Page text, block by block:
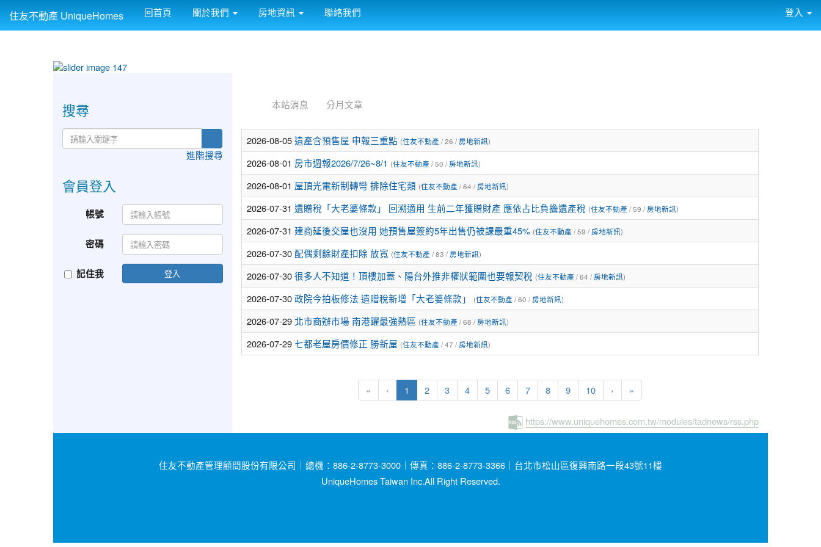
住友不動產 UniqueHomes 回首頁 關於我們 房地資訊 聯絡我們 登入
本站消息 分月文章
2026-08-05遺產含預售屋 申報三重點 (住友不動產 / 26 / 房地新訊)
2026-08-01 房市週報2026/7/26~8/1 (住友不動產 / 50 / 房地新訊)
2026-08-01 屋頂光電新制轉彎 排除住宅類 (住友不動產 / 64 / 房地新訊)
2026-07-31 遺贈稅「大老婆條款」 回溯適用 生前二年獲贈財產 應依占比負擔遺產稅 (住友不動產 / 59 / 房地新訊)
2026-07-31 建商延後交屋也沒用 她預售屋簽約5年出售仍被課最重45% (住友不動產 / 59 / 房地新訊)
2026-07-30配偶剩餘財產扣除 放寬 (住友不動產 / 83 / 房地新訊)
2026-07-30很多人不知道！頂樓加蓋、陽台外推非權狀範圍也要報契稅 (住友不動產 / 64 / 房地新訊)
2026-07-30政院今拍板修法 遺贈稅新增「大老婆條款」 (住友不動產 / 60 / 房地新訊)
2026-07-29 北市商辦市場 南港躍最強熱區 (住友不動產 / 68 / 房地新訊)
2026-07-29七都老屋房價修正 勝新屋 (住友不動產 / 47 / 房地新訊)
« ‹ 1 (current)
2 3 4 5 6 7 8 9 10 › »
https://www.uniquehomes.com.tw/modules/tadnews/rss.php
搜尋
進階搜尋
會員登入
帳號
密碼
記住我 登入
住友不動產管理顧問股份有限公司｜總機：886-2-8773-3000｜傳真：886-2-8773-3366｜台北市松山區復興南路一段43號11樓
UniqueHomes Taiwan Inc.All Right Reserved.